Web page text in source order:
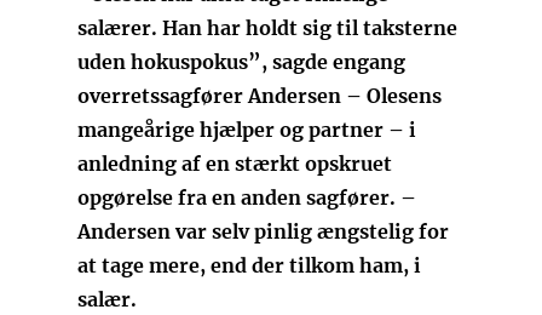
salærer. Han har holdt sig til taksterne
uden hokuspokus”, sagde engang
overretssagfører Andersen – Olesens
mangeårige hjælper og partner – i
anledning af en stærkt opskruet
opgørelse fra en anden sagfører. –
Andersen var selv pinlig ængstelig for
at tage mere, end der tilkom ham, i
salær.